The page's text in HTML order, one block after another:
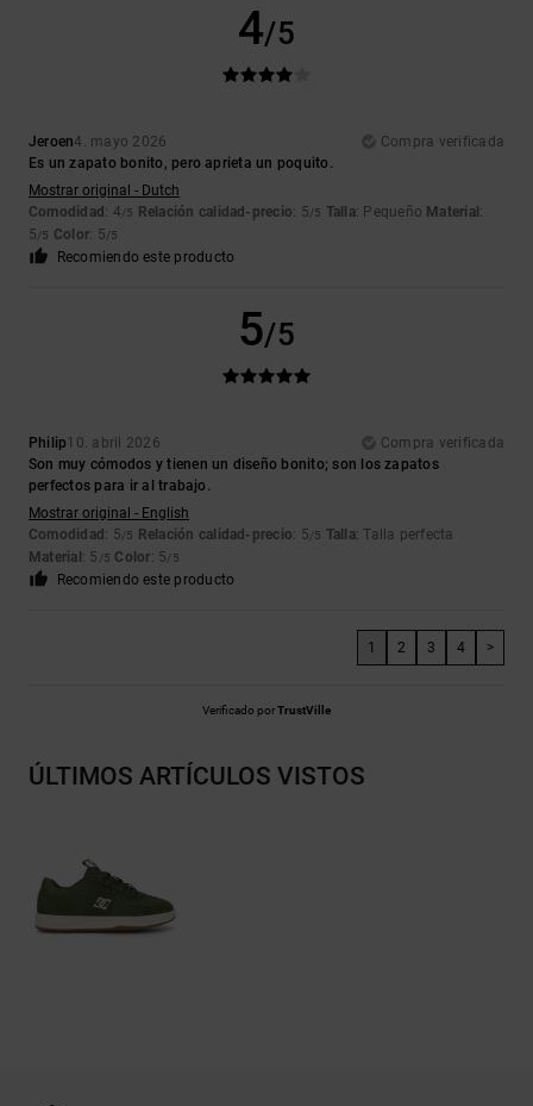
4/5
Jeroen4. mayo 2026
Compra verificada
Es un zapato bonito, pero aprieta un poquito.
Mostrar original - Dutch
Comodidad : 4/5 Relación calidad-precio: 5/5 Talla: Pequeño Material :
5/5 Color: 5/5
Recomiendo este producto
5/5
Philip10. abril 2026
Compra verificada
Son muy cómodos y tienen un diseño bonito; son los zapatos
perfectos para ir al trabajo.
Mostrar original - English
Comodidad : 5/5 Relación calidad-precio: 5/5 Talla: Talla perfecta
Material : 5 /5 Color: 5/5
Recomiendo este producto
1 2 3 4 >
Verificado porTrustVille
ÚLTIMOS ARTÍCULOS VISTOS